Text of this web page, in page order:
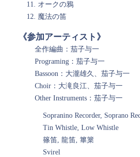
オークの鴉
魔法の笛
《参加アーティスト》
全作編曲：茄子与一
Programing：茄子与一
Bassoon：大瀧雄久、茄子与一
Choir：大滝良江、茄子与一
Other Instruments：茄子与一
Sopranino Recorder, Soprano
Tin Whistle, Low Whistle
篠笛, 龍笛, 篳篥
Svirel